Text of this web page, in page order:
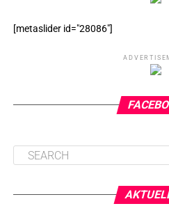
[metaslider id="28086"]